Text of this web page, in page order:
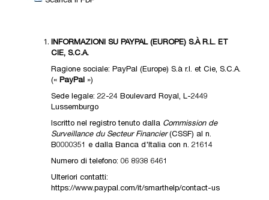
INFORMAZIONI SU PAYPAL (EUROPE) S.À R.L. ET
CIE, S.C.A.
Ragione sociale: PayPal (Europe) S.à r.l. et Cie, S.C.A.
(« PayPal »)
Sede legale: 22-24 Boulevard Royal, L-2449
Lussemburgo
Iscritto nel registro tenuto dalla Commission de
Surveillance du Secteur Financier(CSSF) al n.
B0000351 e dalla Banca d'Italia con n. 21614
Numero di telefono: 06 8938 6461
Ulteriori contatti:
https://www.paypal.com/it/smarthelp/contact-us